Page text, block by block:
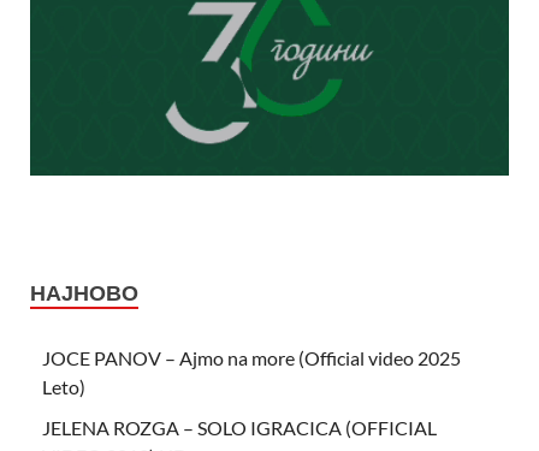
НАЈНОВО
JOCE PANOV – Ajmo na more (Official video 2025
Leto)
JELENA ROZGA – SOLO IGRACICA (OFFICIAL